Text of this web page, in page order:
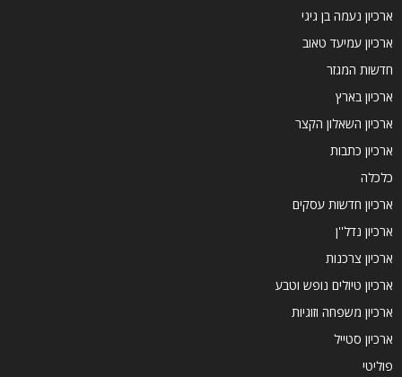
ארכיון נעמה בן גיגי
ארכיון עמיעד טאוב
חדשות המגזר
ארכיון בארץ
ארכיון השאלון הקצר
ארכיון כתבות
כלכלה
ארכיון חדשות עסקים
ארכיון נדל''ן
ארכיון צרכנות
ארכיון טיולים נופש וטבע
ארכיון משפחה וזוגיות
ארכיון סטייל
פוליטי